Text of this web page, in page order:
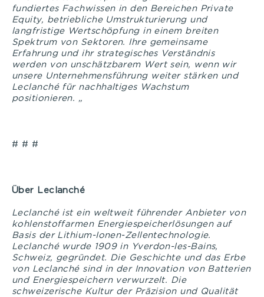
fundiertes Fachwissen in den Bereichen Private
Equity, betriebliche Umstrukturierung und
langfristige Wertschöpfung in einem breiten
Spektrum von Sektoren. Ihre gemeinsame
Erfahrung und ihr strategisches Verständnis
werden von unschätzbarem Wert sein, wenn wir
unsere Unternehmensführung weiter stärken und
Leclanché für nachhaltiges Wachstum
positionieren. „
# # #
Über Leclanché
Leclanché ist ein weltweit führender Anbieter von
kohlenstoffarmen Energiespeicherlösungen auf
Basis der Lithium-Ionen-Zellentechnologie.
Leclanché wurde 1909 in Yverdon-les-Bains,
Schweiz, gegründet. Die Geschichte und das Erbe
von Leclanché sind in der Innovation von Batterien
und Energiespeichern verwurzelt. Die
schweizerische Kultur der Präzision und Qualität